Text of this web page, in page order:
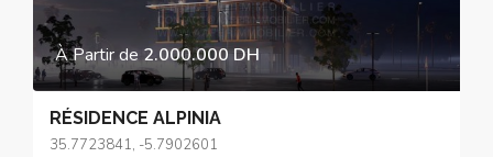
À Partir de2.000.000 DH
RÉSIDENCE ALPINIA
35.7723841, -5.7902601